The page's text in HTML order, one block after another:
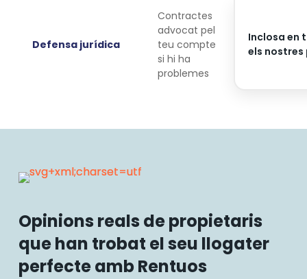
Defensa jurídica
Contractes
advocat pel
teu compte
si hi ha
problemes
Inclosa en
els nostres
Opinions reals de propietaris
que han trobat el seu llogater
perfecte amb Rentuos